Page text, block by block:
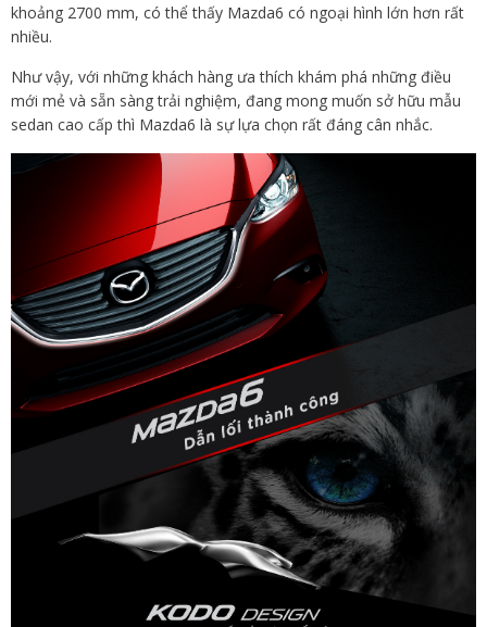
khoảng 2700 mm, có thể thấy Mazda6 có ngoại hình lớn hơn rất
nhiều.
Như vậy, với những khách hàng ưa thích khám phá những điều
mới mẻ và sẵn sàng trải nghiệm, đang mong muốn sở hữu mẫu
sedan cao cấp thì Mazda6 là sự lựa chọn rất đáng cân nhắc.